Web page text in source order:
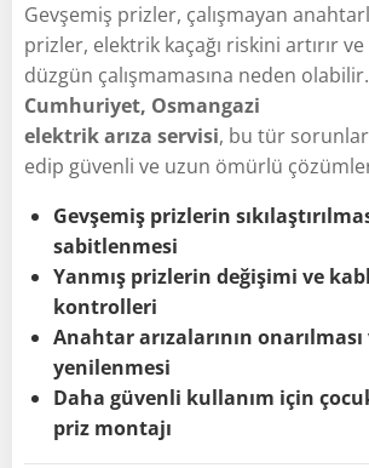
Gevşemiş prizler, çalışmayan
prizler, elektrik kaçağı riskini artırır ve
düzgün çalışmamasına neden olabilir.
Cumhuriyet, Osmangazi
elektrik arıza servisi, bu tür
edip güvenli ve uzun ömürlü
Gevşemiş prizlerin
sabitlenmesi
Yanmış prizlerin değişimi ve
kontrolleri
Anahtar arızalarının onarılması
yenilenmesi
Daha güvenli kullanım için
priz montajı